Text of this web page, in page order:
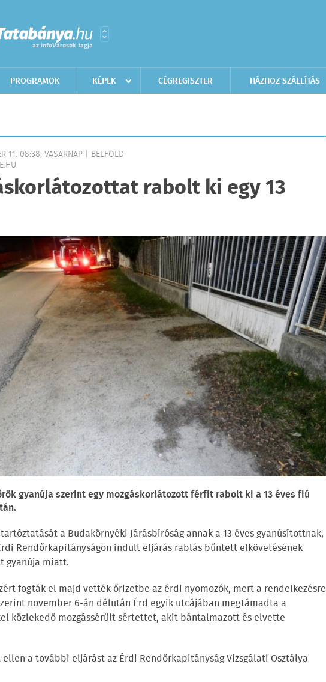
PROGRAMOK KÉPEK CÉGREGISZTER HÁZHOZ SZÁLLÍTÁS
11. 08:38, VASÁRNAP | BELFÖLD
rabolt ki egy 13
gyanúja szerint egy mozgáskorlátozott férfit rabolt ki a 13 éves fiú
a Budakörnyéki Járásbíróság annak a 13 éves gyanúsítottnak,
Rendőrkapitányságon indult eljárás rablás bűntett elkövetésének
gyanúja miatt.
fogták el majd vették őrizetbe az érdi nyomozók, mert a rendelkezésre
november 6-án délután Érd egyik utcájában megtámadta a
közlekedő mozgássérült sértettet, akit bántalmazott és elvette
a további eljárást az Érdi Rendőrkapitányság Vizsgálati Osztálya